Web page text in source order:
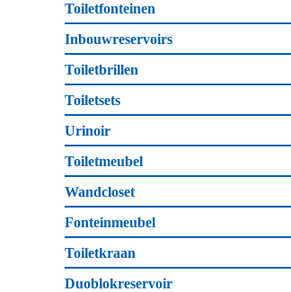
Toiletfonteinen
Inbouwreservoirs
Toiletbrillen
Toiletsets
Urinoir
Toiletmeubel
Wandcloset
Fonteinmeubel
Toiletkraan
Duoblokreservoir